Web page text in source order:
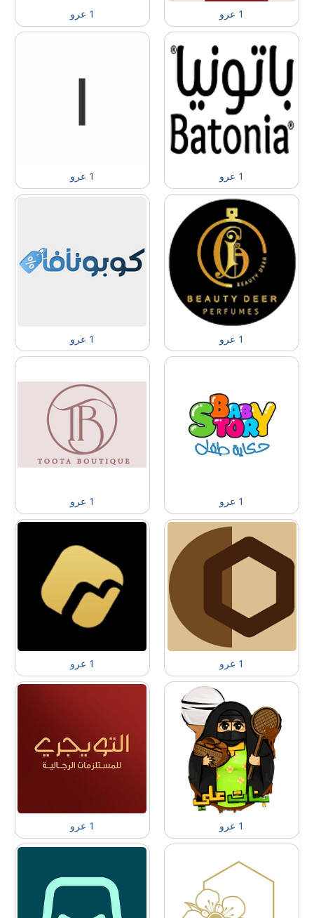
1 عرو 1 عرو
1 عرو 1 عرو
1 عرو 1 عرو
1 عرو 1 عرو
1 عرو 1 عرو
1 عرو 1 عرو